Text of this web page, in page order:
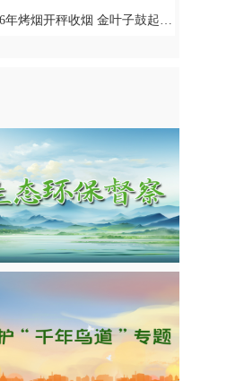
烟开秤收烟 金叶子鼓起烟农钱袋子